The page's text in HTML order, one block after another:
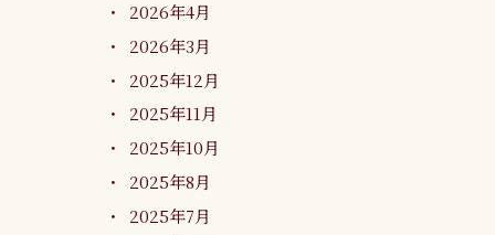
2026年4月
2026年3月
2025年12月
2025年11月
2025年10月
2025年8月
2025年7月